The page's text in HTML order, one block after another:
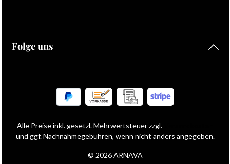
Folge uns
© 2026 ARNAVA
Alle Preise inkl. gesetzl. Mehrwertsteuer zzgl.
und ggf. Nachnahmegebühren, wenn nicht anders angegeben.